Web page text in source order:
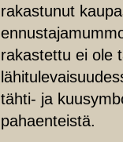
rakastunut
rakastettu ei ole
tähti- ja
pahaenteistä.